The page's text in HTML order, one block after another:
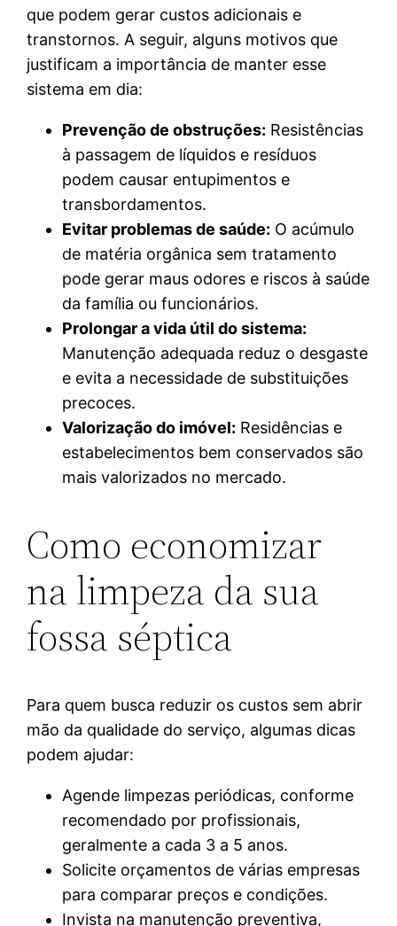
que podem gerar custos adicionais e
transtornos. A seguir, alguns motivos que
justificam a importância de manter esse
sistema em dia:
Prevenção de obstruções: Resistências
à passagem de líquidos e resíduos
podem causar entupimentos e
transbordamentos.
Evitar problemas de saúde: O acúmulo
de matéria orgânica sem tratamento
pode gerar maus odores e riscos à saúde
da família ou funcionários.
Prolongar a vida útil do sistema:
Manutenção adequada reduz o desgaste
e evita a necessidade de substituições
precoces.
Valorização do imóvel: Residências e
estabelecimentos bem conservados são
mais valorizados no mercado.
Como economizar
na limpeza da sua
fossa séptica
Para quem busca reduzir os custos sem abrir
mão da qualidade do serviço, algumas dicas
podem ajudar:
Agende limpezas periódicas, conforme
recomendado por profissionais,
geralmente a cada 3 a 5 anos.
Solicite orçamentos de várias empresas
para comparar preços e condições.
Invista na manutenção preventiva,